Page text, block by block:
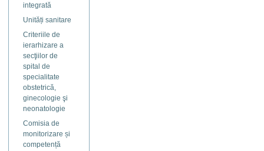
integrată
Unități sanitare
Criteriile de
ierarhizare a
secţiilor de
spital de
specialitate
obstetrică,
ginecologie şi
neonatologie
Comisia de
monitorizare și
competență